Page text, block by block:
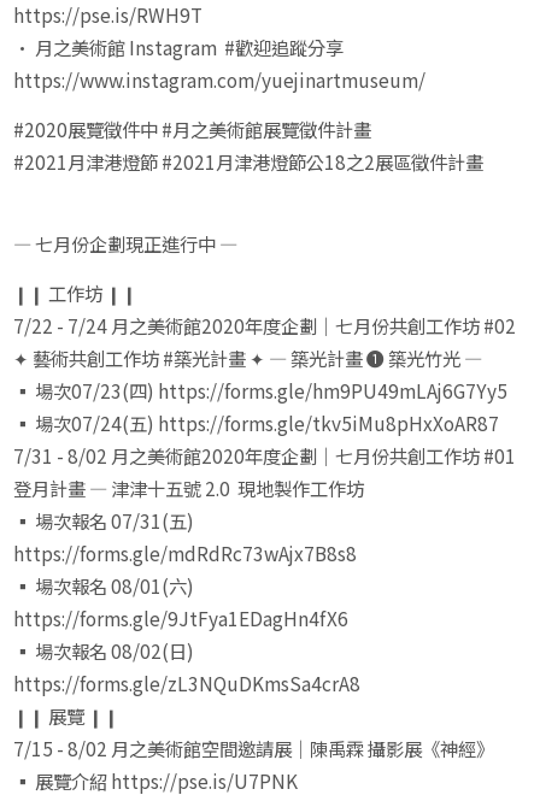
https://pse.is/RWH9T
• 月之美術館 Instagram #歡迎追蹤分享
https://www.instagram.com/yuejinartmuseum/
#2020展覽徵件中 #月之美術館展覽徵件計畫
#2021月津港燈節 #2021月津港燈節公18之2展區徵件計畫
— 七月份企劃現正進行中 —
❙❙ 工作坊 ❙❙
7/22 - 7/24 月之美術館2020年度企劃｜七月份共創工作坊 #02
✦ 藝術共創工作坊 #築光計畫 ✦ — 築光計畫 ❶ 築光竹光 —
▪ 場次07/23(四) https://forms.gle/hm9PU49mLAj6G7Yy5
▪ 場次07/24(五) https://forms.gle/tkv5iMu8pHxXoAR87
7/31 - 8/02 月之美術館2020年度企劃｜七月份共創工作坊 #01
登月計畫 — 津津十五號 2.0 現地製作工作坊
▪ 場次報名 07/31(五)
https://forms.gle/mdRdRc73wAjx7B8s8
▪ 場次報名 08/01(六)
https://forms.gle/9JtFya1EDagHn4fX6
▪ 場次報名 08/02(日)
https://forms.gle/zL3NQuDKmsSa4crA8
❙❙ 展覽 ❙❙
7/15 - 8/02 月之美術館空間邀請展｜陳禹霖 攝影展《神經》
▪ 展覽介紹 https://pse.is/U7PNK